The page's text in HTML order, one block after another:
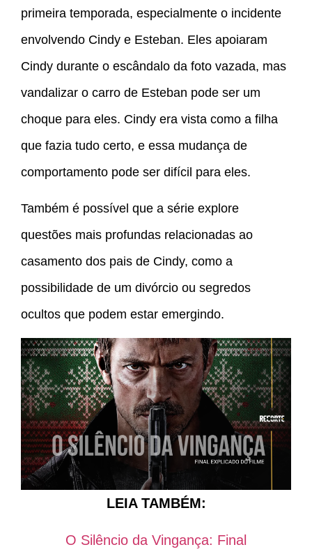
primeira temporada, especialmente o incidente
envolvendo Cindy e Esteban. Eles apoiaram
Cindy durante o escândalo da foto vazada, mas
vandalizar o carro de Esteban pode ser um
choque para eles. Cindy era vista como a filha
que fazia tudo certo, e essa mudança de
comportamento pode ser difícil para eles.
Também é possível que a série explore
questões mais profundas relacionadas ao
casamento dos pais de Cindy, como a
possibilidade de um divórcio ou segredos
ocultos que podem estar emergindo.
LEIA TAMBÉM:
O Silêncio da Vingança: Final